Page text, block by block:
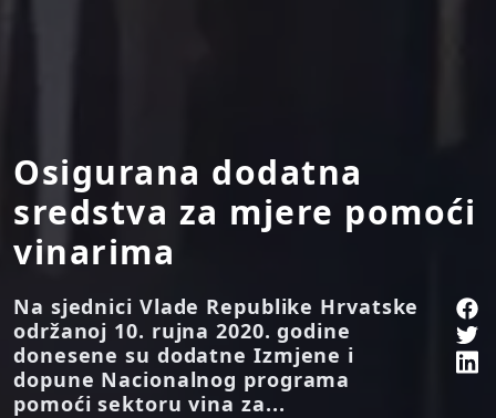
Osigurana dodatna
sredstva za mjere pomoći
vinarima
Na sjednici Vlade Republike Hrvatske
održanoj 10. rujna 2020. godine
donesene su dodatne Izmjene i
dopune Nacionalnog programa
pomoći sektoru vina za...